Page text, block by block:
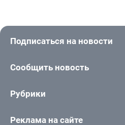
Подписаться на новости
Сообщить новость
Рубрики
Реклама на сайте